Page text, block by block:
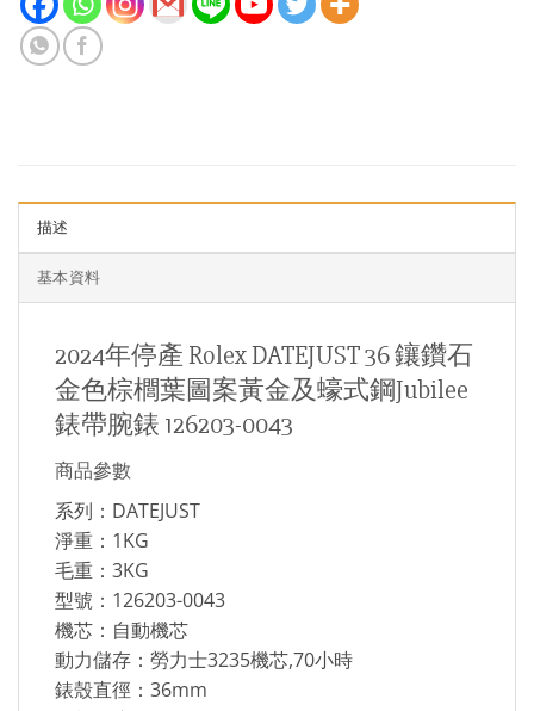
描述
基本資料
2024年停產 Rolex DATEJUST 36 鑲鑽石
金色棕櫚葉圖案黃金及蠔式鋼Jubilee
錶帶腕錶 126203-0043
商品參數
系列：DATEJUST
淨重：1KG
毛重：3KG
型號：126203-0043
機芯：自動機芯
動力儲存：勞力士3235機芯,70小時
錶殼直徑：36mm